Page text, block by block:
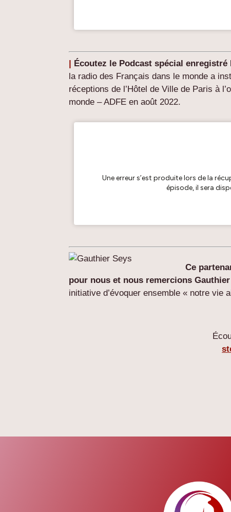
| Écoutez le Podcast spécial
la radio des Français dans le monde a
réceptions de l’Hôtel de Ville de Paris à
monde – ADFE en août 2022.
Ce
pour nous et nous remercions
initiative d’évoquer ensemble « notre vie